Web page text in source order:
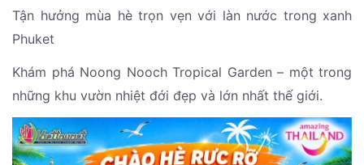
Tận hưởng mùa hè trọn vẹn với làn nước trong xanh
Phuket
Khám phá Noong Nooch Tropical Garden – một trong
những khu vườn nhiệt đới đẹp và lớn nhất thế giới.